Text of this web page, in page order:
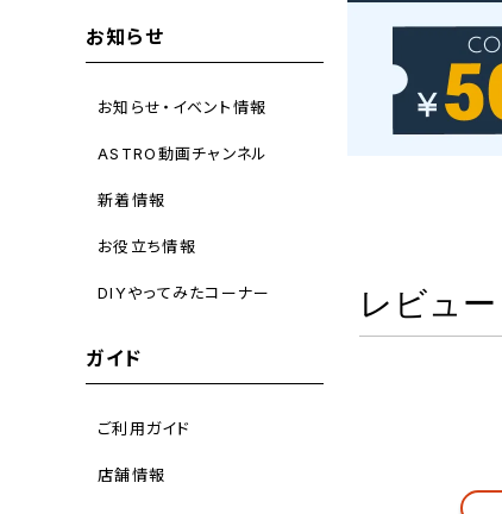
お知らせ
お知らせ・イベント情報
ASTRO動画チャンネル
新着情報
お役立ち情報
DIYやってみたコーナー
ガイド
ご利用ガイド
店舗情報
レビュー